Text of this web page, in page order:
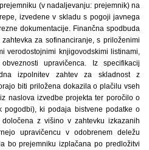
(v nadaljevanju: prejemnik) na
izvedene v skladu s pogoji javnega
dokumentacije. Finančna spodbuda
za sofinanciranje, s priloženimi
verodostojnimi knjigovodskimi listinami,
upravičenca. Iz specifikacij
izpolnitev zahtev za skladnost z
biti priložena dokazila o plačilu vseh
naslova izvedbe projekta ter poročilo o
ki podaja bistvene podatke o
z višino v zahtevku izkazanih
upravičencu v odobrenem deležu
bo prejemniku izplačana po predložitvi